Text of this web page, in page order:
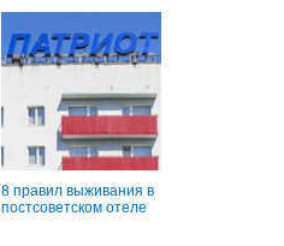
8 правил выживания в
постсоветском отеле